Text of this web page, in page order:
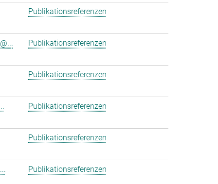
Publikationsreferenzen
Publikationsreferenzen
Publikationsreferenzen
Publikationsreferenzen
Publikationsreferenzen
Publikationsreferenzen